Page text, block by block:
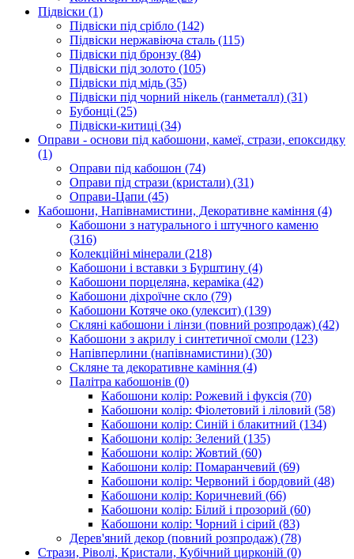
Підвіски (1)
Підвіски під срібло (142)
Підвіски нержавіюча сталь (115)
Підвіски під бронзу (84)
Підвіски під золото (105)
Підвіски під мідь (35)
Підвіски під чорний нікель (ганметалл) (31)
Бубонці (25)
Підвіски-китиці (34)
Оправи - основи під кабошони, камеї, стрази, епоксидку
(1)
Оправи під кабошон (74)
Оправи під стрази (кристали) (31)
Оправи-Цапи (45)
Кабошони, Напівнамистини, Декоративне каміння (4)
Кабошони з натурального і штучного каменю
(316)
Колекційні мінерали (218)
Кабошони і вставки з Бурштину (4)
Кабошони порцеляна, кераміка (42)
Кабошони діхроїчне скло (79)
Кабошони Котяче око (улексит) (139)
Скляні кабошони і лінзи (повний розпродаж) (42)
Кабошони з акрилу і синтетичної смоли (123)
Напівперлини (напівнамистини) (30)
Скляне та декоративне каміння (4)
Палітра кабошонів (0)
Кабошони колір: Рожевий і фуксія (70)
Кабошони колір: Фіолетовий і ліловий (58)
Кабошони колір: Синій і блакитний (134)
Кабошони колір: Зелений (135)
Кабошони колір: Жовтий (60)
Кабошони колір: Помаранчевий (69)
Кабошони колір: Червоний і бордовий (48)
Кабошони колір: Коричневий (66)
Кабошони колір: Білий і прозорий (60)
Кабошони колір: Чорний і сірий (83)
Дерев'яний декор (повний розпродаж) (78)
Стрази, Ріволі, Кристали, Кубічний цирконій (0)